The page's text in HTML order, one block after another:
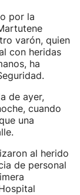
por la
varón, quien
con heridas
ha
de ayer,
cuando
una
al herido
de personal